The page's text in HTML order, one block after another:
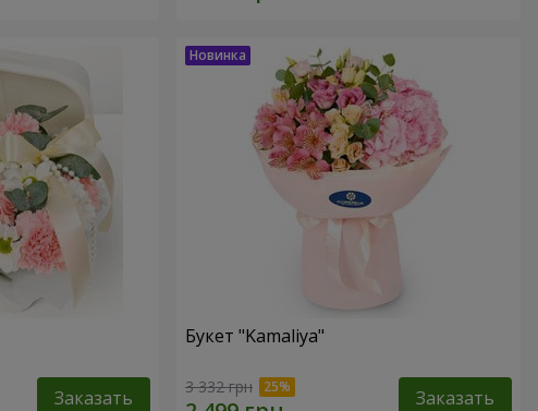
Заказать
Букет "Kamaliya"
3 332 грн Заказать